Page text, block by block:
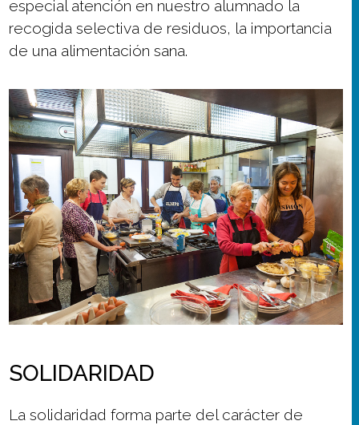
especial atención en nuestro alumnado la
recogida selectiva de residuos, la importancia
de una alimentación sana.
SOLIDARIDAD
La solidaridad forma parte del carácter de